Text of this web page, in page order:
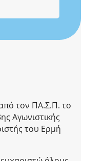
τον ΠΑ.Σ.Π. το
Αγωνιστικής
του Ερμή